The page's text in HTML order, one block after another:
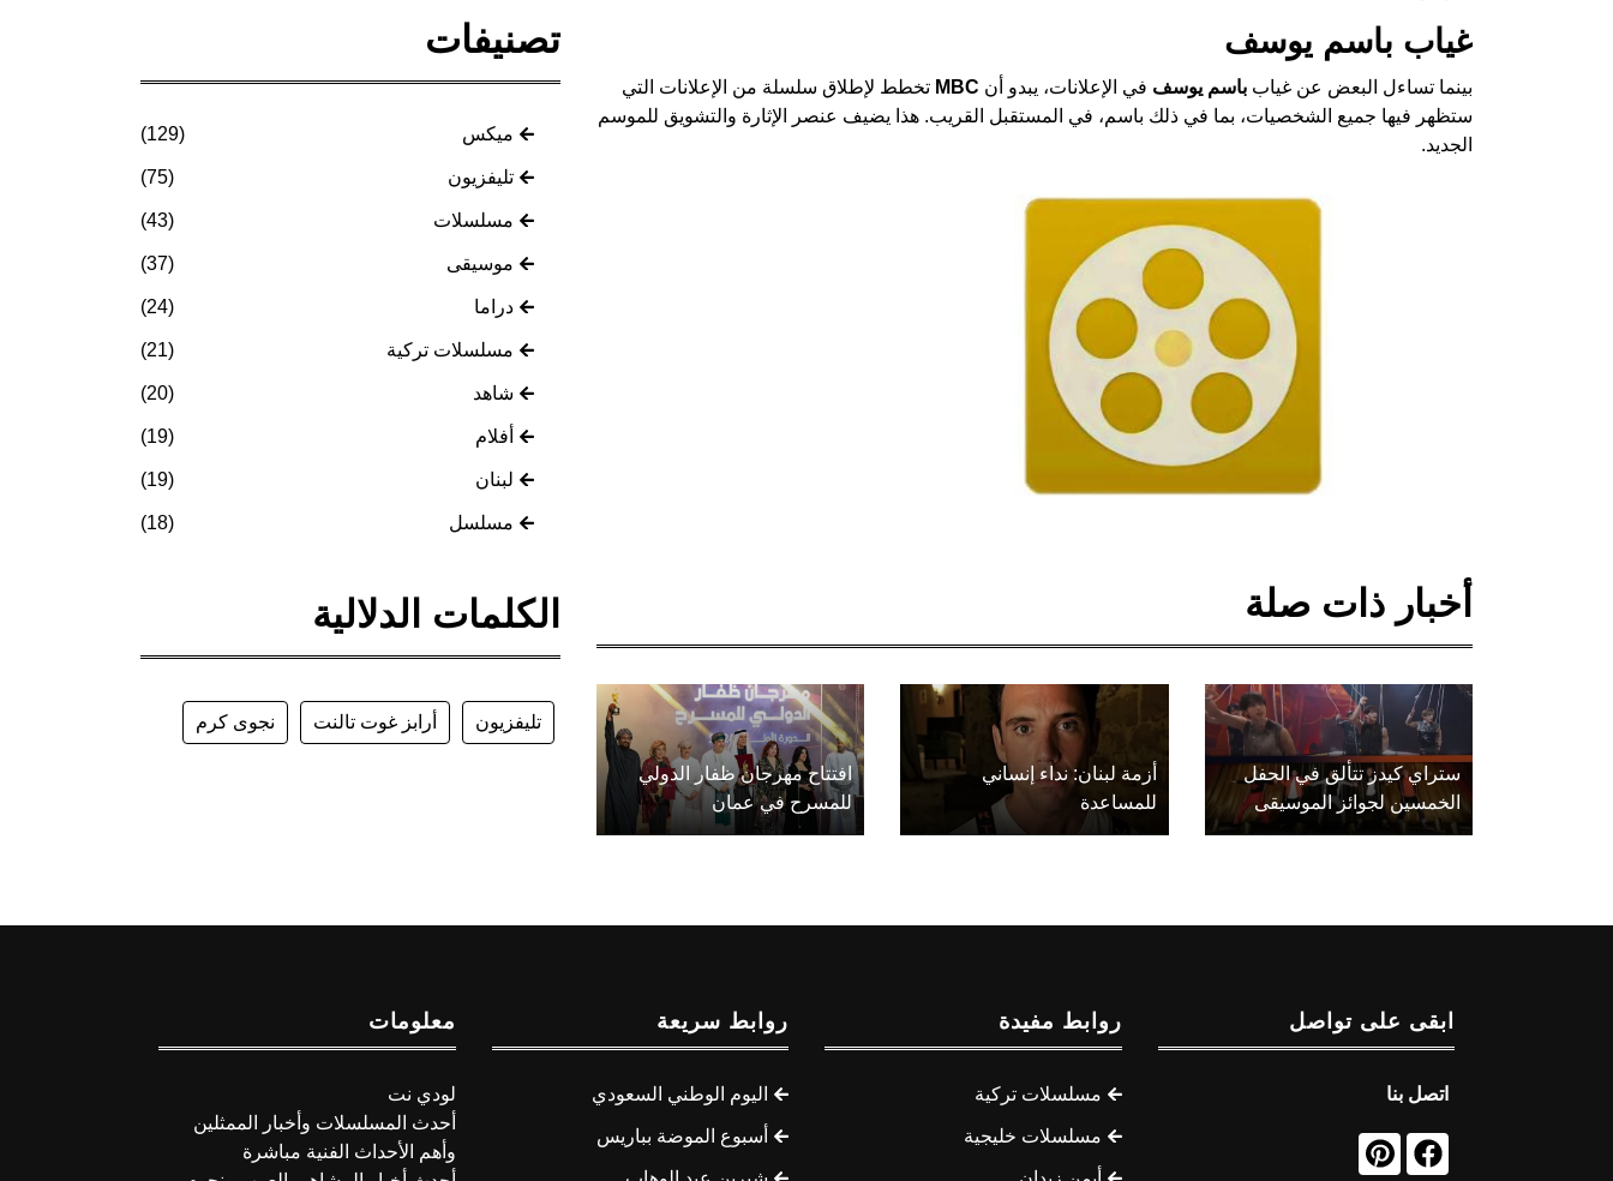
غياب باسم يوسف
بينما تساءل البعض عن غياب باسم يوسف في الإعلانات، يبدو أن MBC تخطط لإطلاق سلسلة من الإعلانات التي
ستظهر فيها جميع الشخصيات، بما في ذلك باسم، في المستقبل القريب. هذا يضيف عنصر الإثارة والتشويق للموسم
الجديد.
أخبار ذات صلة
ستراي كيدز تتألق في الحفل
الخمسين لجوائز الموسيقى
أزمة لبنان: نداء إنساني
للمساعدة
افتتاح مهرجان ظفار الدولي
للمسرح في عمان
تصنيفات
ميكس (129)
تليفزيون (75)
مسلسلات (43)
موسيقى (37)
دراما (24)
مسلسلات تركية (21)
شاهد (20)
أفلام (19)
لبنان (19)
مسلسل (18)
الكلمات الدلالية
تليفزيون أرابز غوت تالنت نجوى كرم
ابقى على تواصل
اتصل بنا
روابط مفيدة
مسلسلات تركية
مسلسلات خليجية
روابط سريعة
اليوم الوطني السعودي
أسبوع الموضة بباريس
معلومات
لودي نت
أحدث المسلسلات وأخبار الممثلين
وأهم الأحداث الفنية مباشرة